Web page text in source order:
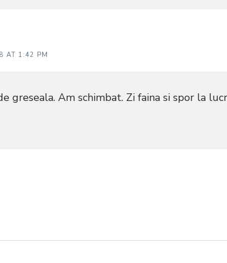
AT 1:42 PM
greseala. Am schimbat. Zi faina si spor la